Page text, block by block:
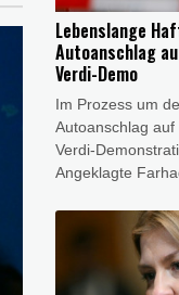
Lebenslange
Autoanschlag
Verdi-Demo
Im Prozess um
Autoanschlag
Verdi-
Angeklagte
lebenslanger
Das
bayerischen
stellte bei dem